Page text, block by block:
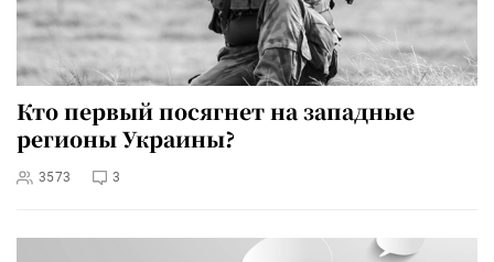
Кто первый посягнет на западные
регионы Украины?
3573 3